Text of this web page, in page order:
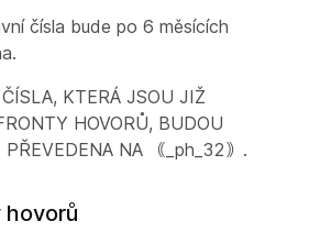
čísla bude po 6 měsících
KTERÁ JSOU JIŽ
HOVORŮ, BUDOU
NA ｟_ph_32｠.